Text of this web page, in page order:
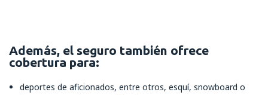
Además, el seguro también ofrece
cobertura para:
deportes de aficionados, entre otros, esquí, snowboard o